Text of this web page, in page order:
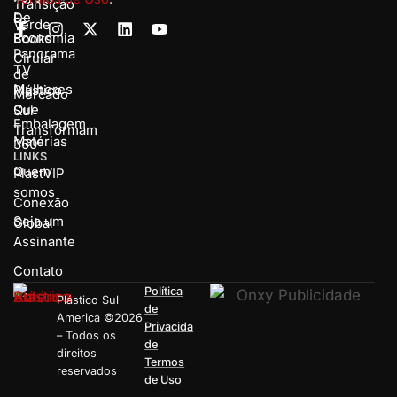
E-
Books
TV
Plástico
Sul
Matérias
Transição
Verde
Panorama
de
Mercado
Embalagem
360º
PlastVIP
Conexão
Global
De
Economia
Cirular
Mulheres
Que
Transformam
LINKS
Quem
somos
Seja um
Assinante
Contato
Plástico Sul
America ©2026
– Todos os
direitos
reservados
Política
de
Privacida
de
Termos
de Uso